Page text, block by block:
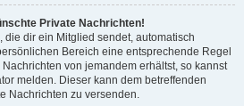
Private Nachrichten!
die dir ein Mitglied sendet, automatisch
Bereich eine entsprechende Regel
von jemandem erhältst, so kannst
melden. Dieser kann dem betreffenden
Nachrichten zu versenden.